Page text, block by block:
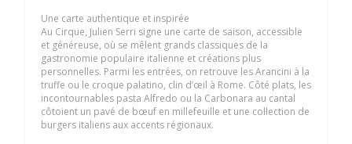
Une carte authentique et inspirée
Au Cirque, Julien Serri signe une carte de saison, accessible
et généreuse, où se mêlent grands classiques de la
gastronomie populaire italienne et créations plus
personnelles. Parmi les entrées, on retrouve les Arancini à la
truffe ou le croque palatino, clin d’œil à Rome. Côté plats, les
incontournables pasta Alfredo ou la Carbonara au cantal
côtoient un pavé de bœuf en millefeuille et une collection de
burgers italiens aux accents régionaux.